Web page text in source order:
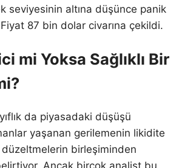
seviyesinin altına düşünce panik
Fiyat 87 bin dolar civarına çekildi.
mi Yoksa Sağlıklı Bir
da piyasadaki düşüşü
yaşanan gerilemenin likidite
birleşiminden
Ancak birçok analist bu